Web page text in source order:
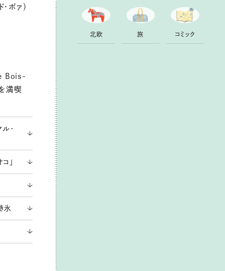
ボァ）
Bois-
満喫
・
」
氷
北欧 旅 コ ミ ック